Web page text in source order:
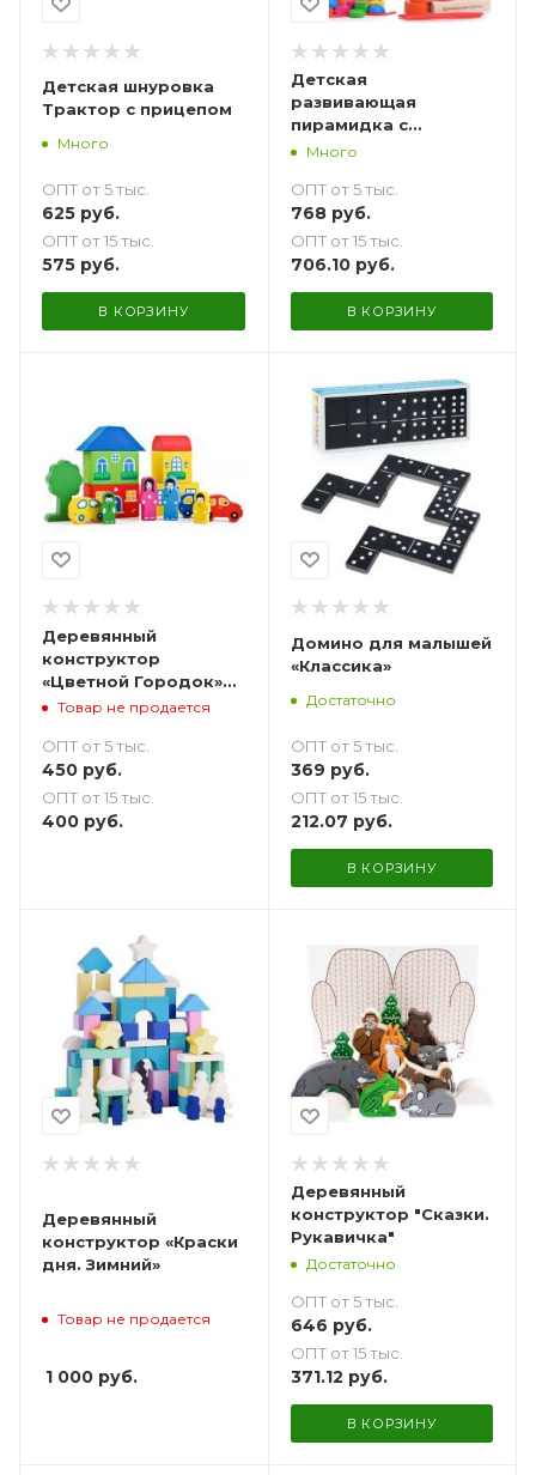
Детская шнуровка
Трактор с прицепом
Много
ОПТ от 5 тыс.
625 руб.
ОПТ от 15 тыс.
575 руб.
В КОРЗИНУ
Детская
развивающая
пирамидка с
заданиями 14 дет.
Много
ОПТ от 5 тыс.
768руб.
ОПТ от 15 тыс.
706.10руб.
В КОРЗИНУ
Деревянный
конструктор
«Цветной Городок»
14 деталей
Товар не продается
ОПТ от 5 тыс.
450 руб.
ОПТ от 15 тыс.
400 руб.
Домино для малышей
«Классика»
Достаточно
ОПТ от 5 тыс.
369 руб.
ОПТ от 15 тыс.
212.07 руб.
В КОРЗИНУ
Деревянный
конструктор «Краски
дня. Зимний»
Товар не продается
1 000 руб.
Деревянный
конструктор "Сказки.
Рукавичка"
Достаточно
ОПТ от 5 тыс.
646 руб.
ОПТ от 15 тыс.
371.12 руб.
В КОРЗИНУ